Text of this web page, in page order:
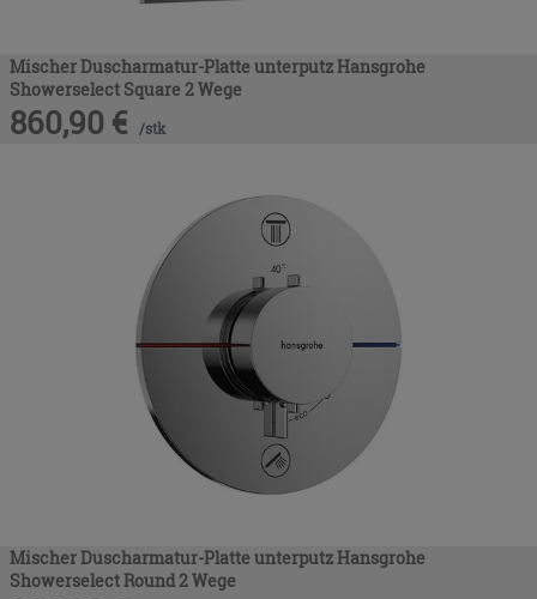
Mischer Duscharmatur-Platte unterputz Hansgrohe
Showerselect Square 2 Wege
860,90 € /stk
Mischer Duscharmatur-Platte unterputz Hansgrohe
Showerselect Round 2 Wege